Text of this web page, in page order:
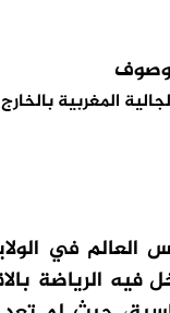
المغربية بالخارج
العالم في
فيه الرياضة